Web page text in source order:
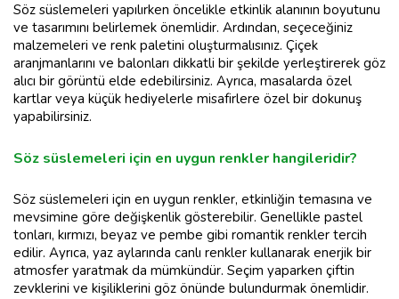
Söz süslemeleri yapılırken öncelikle etkinlik alanının boyutunu
ve tasarımını belirlemek önemlidir. Ardından, seçeceğiniz
malzemeleri ve renk paletini oluşturmalısınız. Çiçek
aranjmanlarını ve balonları dikkatli bir şekilde yerleştirerek göz
alıcı bir görüntü elde edebilirsiniz. Ayrıca, masalarda özel
kartlar veya küçük hediyelerle misafirlere özel bir dokunuş
yapabilirsiniz.
Söz süslemeleri için en uygun renkler hangileridir?
Söz süslemeleri için en uygun renkler, etkinliğin temasına ve
mevsimine göre değişkenlik gösterebilir. Genellikle pastel
tonları, kırmızı, beyaz ve pembe gibi romantik renkler tercih
edilir. Ayrıca, yaz aylarında canlı renkler kullanarak enerjik bir
atmosfer yaratmak da mümkündür. Seçim yaparken çiftin
zevklerini ve kişiliklerini göz önünde bulundurmak önemlidir.